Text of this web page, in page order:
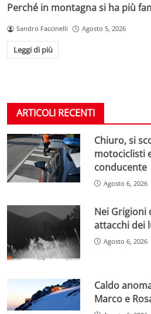
Perché in montagna si ha più
Sandro Faccinelli Agosto 5, 2026
Leggi di più
ARTICOLI RECENTI
Chiuro, si
motociclisti
conducente
Agosto 6, 2026
Nei Grigioni
attacchi dei
Agosto 6, 2026
Caldo
Marco e